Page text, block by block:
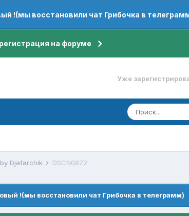
!(мы восстановили чат Грибочка в
на форуме
Уже
Djafarchik DSCN0872
!(мы восстановили чат Грибочка в телеграмм)